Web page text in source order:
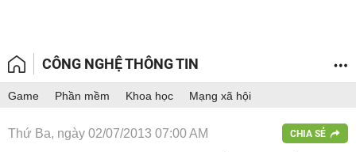
CÔNG NGHỆ THÔNG TIN
Game Phần mềm Khoa học Mạng xã hội
Thứ Ba, ngày 02/07/2013 07:00 AM CHIA SẺ